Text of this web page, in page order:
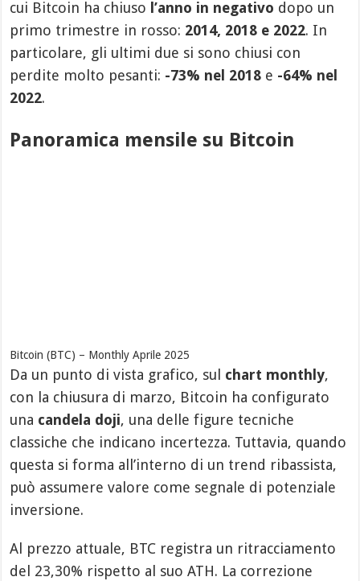
cui Bitcoin ha chiuso l’anno in negativo dopo un
primo trimestre in rosso: 2014, 2018 e 2022. In
particolare, gli ultimi due si sono chiusi con
perdite molto pesanti: -73% nel 2018 e -64% nel
2022.
Panoramica mensile su Bitcoin
Bitcoin (BTC) – Monthly Aprile 2025
Da un punto di vista grafico, sul chart monthly,
con la chiusura di marzo, Bitcoin ha configurato
una candela doji, una delle figure tecniche
classiche che indicano incertezza. Tuttavia, quando
questa si forma all’interno di un trend ribassista,
può assumere valore come segnale di potenziale
inversione.
Al prezzo attuale, BTC registra un ritracciamento
del 23,30% rispetto al suo ATH. La correzione